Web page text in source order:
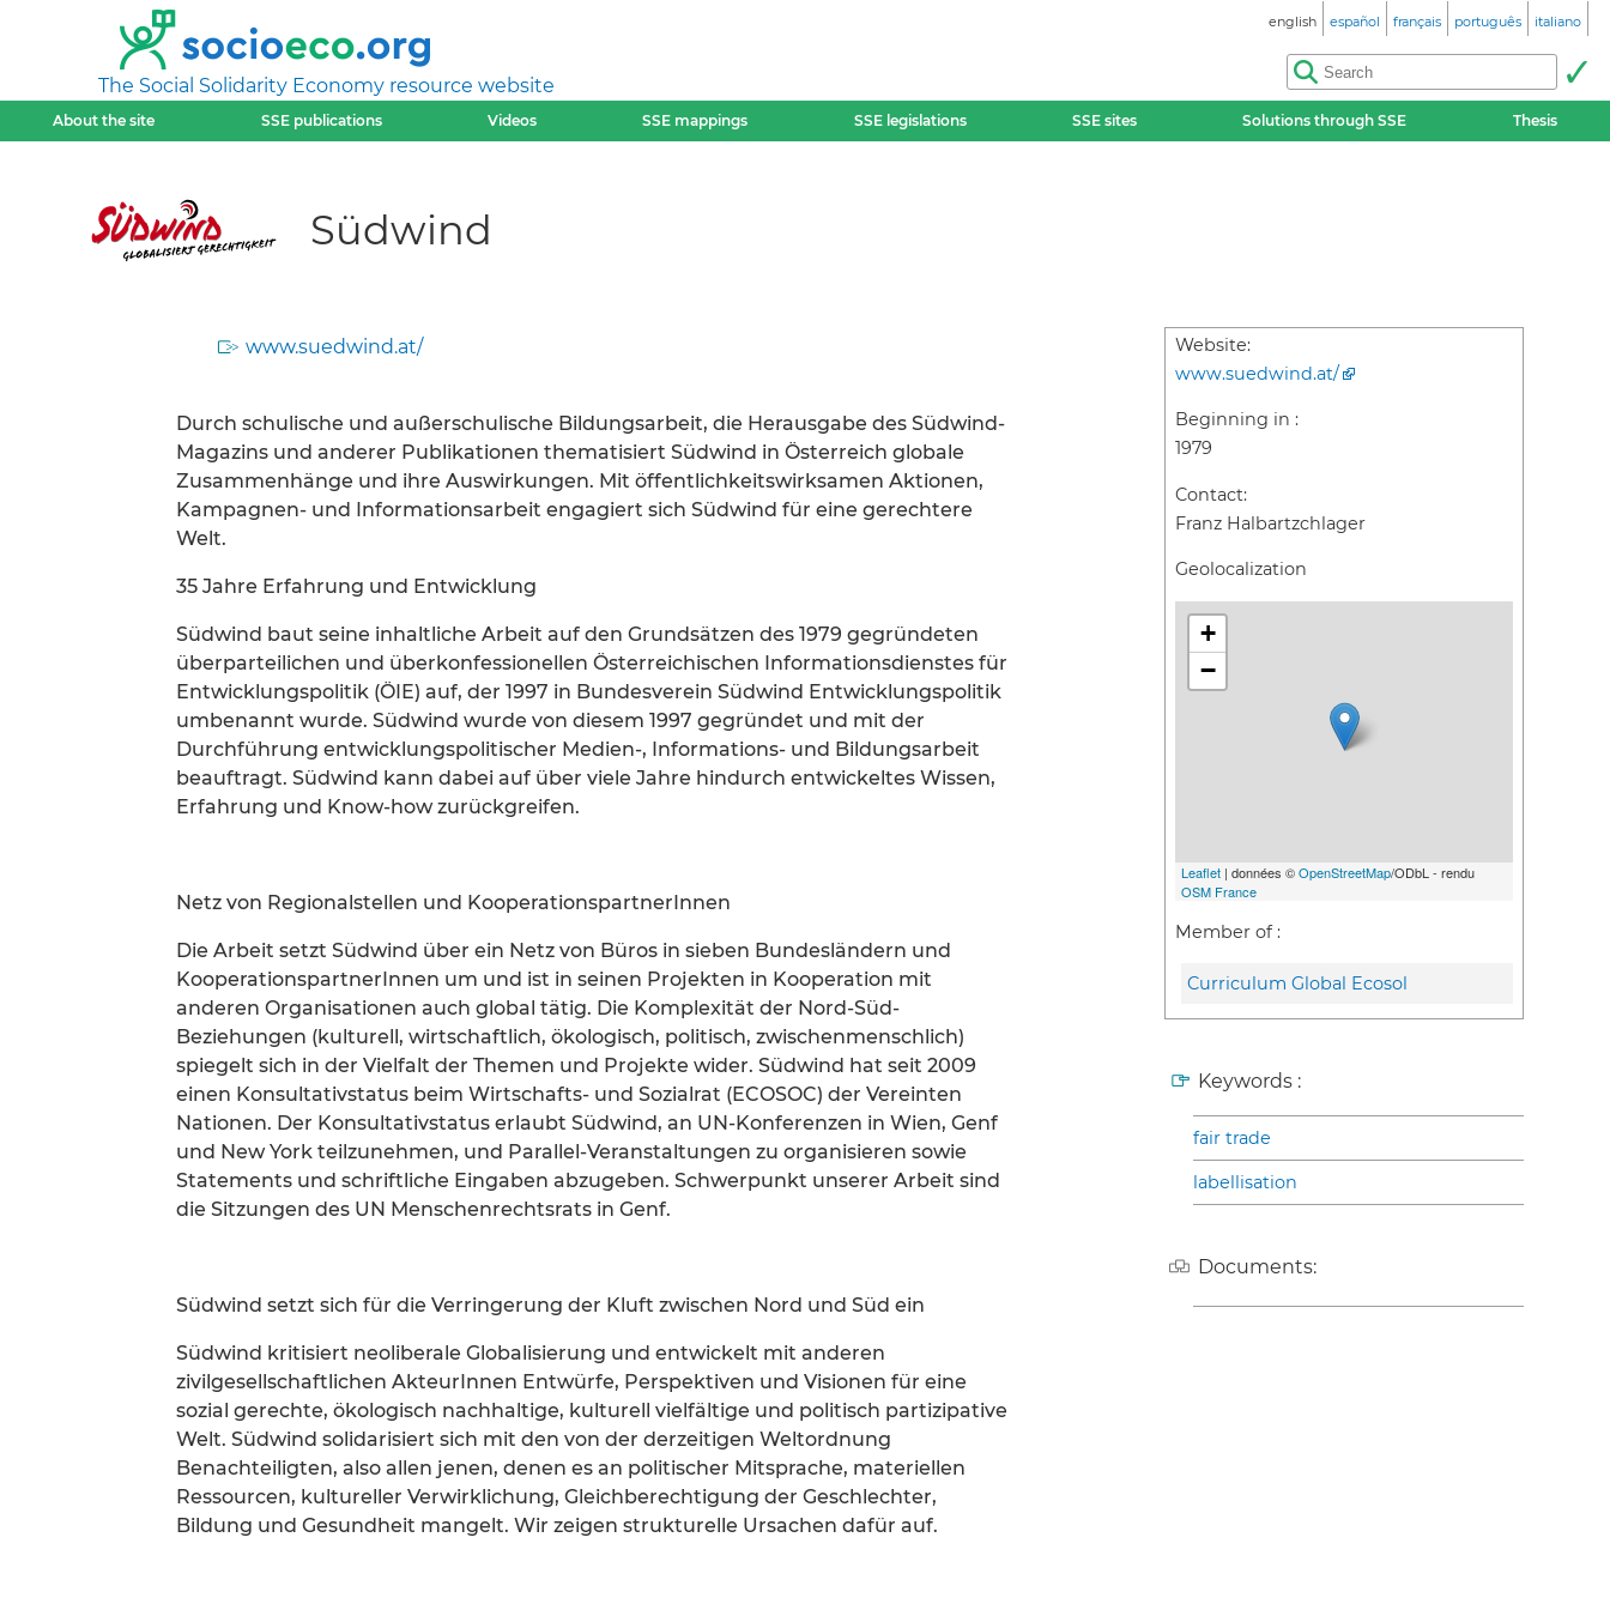
The Social Solidarity Economy resource website
english español français português italiano
About the site SSE publications Videos SSE mappings SSE legislations SSE sites Solutions through SSE Thesis
Südwind
www.suedwind.at/
Durch schulische und außerschulische Bildungsarbeit, die Herausgabe des Südwind-
Magazins und anderer Publikationen thematisiert Südwind in Österreich globale
Zusammenhänge und ihre Auswirkungen. Mit öffentlichkeitswirksamen Aktionen,
Kampagnen- und Informationsarbeit engagiert sich Südwind für eine gerechtere
Welt.
35 Jahre Erfahrung und Entwicklung
Südwind baut seine inhaltliche Arbeit auf den Grundsätzen des 1979 gegründeten
überparteilichen und überkonfessionellen Österreichischen Informationsdienstes für
Entwicklungspolitik (ÖIE) auf, der 1997 in Bundesverein Südwind Entwicklungspolitik
umbenannt wurde. Südwind wurde von diesem 1997 gegründet und mit der
Durchführung entwicklungspolitischer Medien-, Informations- und Bildungsarbeit
beauftragt. Südwind kann dabei auf über viele Jahre hindurch entwickeltes Wissen,
Erfahrung und Know-how zurückgreifen.
Netz von Regionalstellen und KooperationspartnerInnen
Die Arbeit setzt Südwind über ein Netz von Büros in sieben Bundesländern und
KooperationspartnerInnen um und ist in seinen Projekten in Kooperation mit
anderen Organisationen auch global tätig. Die Komplexität der Nord-Süd-
Beziehungen (kulturell, wirtschaftlich, ökologisch, politisch, zwischenmenschlich)
spiegelt sich in der Vielfalt der Themen und Projekte wider. Südwind hat seit 2009
einen Konsultativstatus beim Wirtschafts- und Sozialrat (ECOSOC) der Vereinten
Nationen. Der Konsultativstatus erlaubt Südwind, an UN-Konferenzen in Wien, Genf
und New York teilzunehmen, und Parallel-Veranstaltungen zu organisieren sowie
Statements und schriftliche Eingaben abzugeben. Schwerpunkt unserer Arbeit sind
die Sitzungen des UN Menschenrechtsrats in Genf.
Südwind setzt sich für die Verringerung der Kluft zwischen Nord und Süd ein
Südwind kritisiert neoliberale Globalisierung und entwickelt mit anderen
zivilgesellschaftlichen AkteurInnen Entwürfe, Perspektiven und Visionen für eine
sozial gerechte, ökologisch nachhaltige, kulturell vielfältige und politisch partizipative
Welt. Südwind solidarisiert sich mit den von der derzeitigen Weltordnung
Benachteiligten, also allen jenen, denen es an politischer Mitsprache, materiellen
Ressourcen, kultureller Verwirklichung, Gleichberechtigung der Geschlechter,
Bildung und Gesundheit mangelt. Wir zeigen strukturelle Ursachen dafür auf.
Website:
www.suedwind.at/
Beginning in :
1979
Contact:
Franz Halbartzchlager
Geolocalization
+
−
Leaflet | données ©OpenStreetMap/ODbL - rendu
OSM France
Member of :
Curriculum Global Ecosol
Keywords :
fair trade
labellisation
Documents: